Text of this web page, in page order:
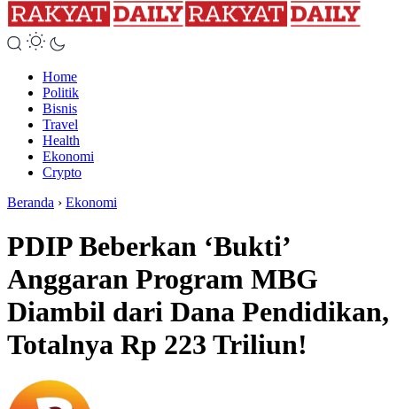
Home
Politik
Bisnis
Travel
Health
Ekonomi
Crypto
Beranda › Ekonomi
PDIP Beberkan ‘Bukti’
Anggaran Program MBG
Diambil dari Dana Pendidikan,
Totalnya Rp 223 Triliun!